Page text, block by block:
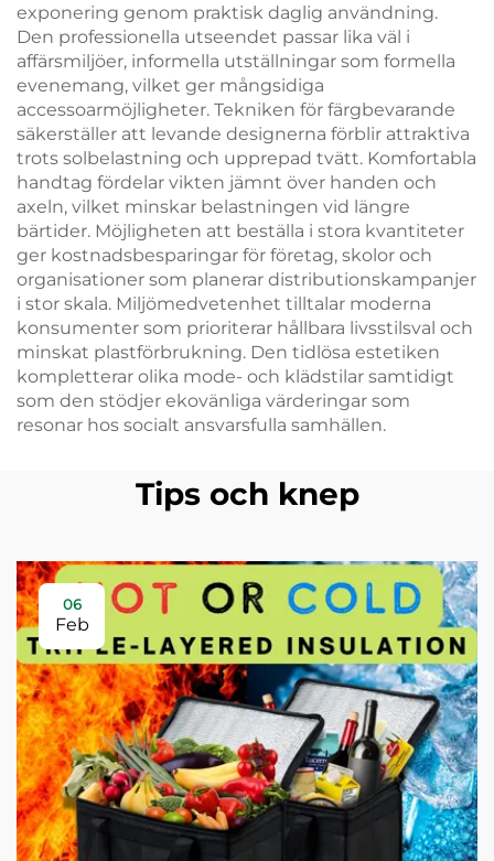
exponering genom praktisk daglig användning.
Den professionella utseendet passar lika väl i
affärsmiljöer, informella utställningar som formella
evenemang, vilket ger mångsidiga
accessoarmöjligheter. Tekniken för färgbevarande
säkerställer att levande designerna förblir attraktiva
trots solbelastning och upprepad tvätt. Komfortabla
handtag fördelar vikten jämnt över handen och
axeln, vilket minskar belastningen vid längre
bärtider. Möjligheten att beställa i stora kvantiteter
ger kostnadsbesparingar för företag, skolor och
organisationer som planerar distributionskampanjer
i stor skala. Miljömedvetenhet tilltalar moderna
konsumenter som prioriterar hållbara livsstilsval och
minskat plastförbrukning. Den tidlösa estetiken
kompletterar olika mode- och klädstilar samtidigt
som den stödjer ekovänliga värderingar som
resonar hos socialt ansvarsfulla samhällen.
Tips och knep
06
Feb